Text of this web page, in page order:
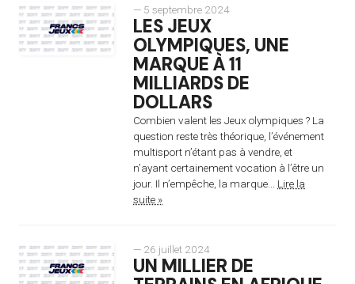
— 5 septembre 2024
LES JEUX
OLYMPIQUES, UNE
MARQUE À 11
MILLIARDS DE
DOLLARS
Combien valent les Jeux olympiques ? La
question reste très théorique, l’événement
multisport n’étant pas à vendre, et
n’ayant certainement vocation à l’être un
jour. Il n’empêche, la marque... Lire la
suite »
— 26 juillet 2024
UN MILLIER DE